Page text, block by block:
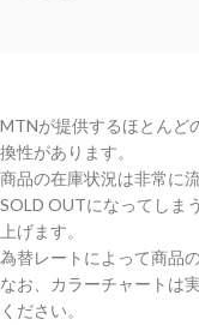
MTNが提供するほとんど
換性があります。
商品の在庫状況は非常に
SOLD OUTになってしま
上げます。
為替レートによって商品
なお、カラーチャートは
ください。